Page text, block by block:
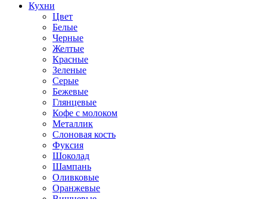
Кухни
Цвет
Белые
Черные
Желтые
Красные
Зеленые
Серые
Бежевые
Глянцевые
Кофе с молоком
Металлик
Слоновая кость
Фуксия
Шоколад
Шампань
Оливковые
Оранжевые